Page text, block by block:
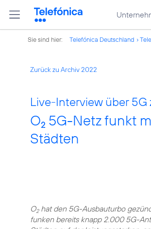
Sie sind hier: Telefónica Deutschland
Zurück zu Archiv 2022
Live-Interview über
O2 5G-Netz funkt
Städten
O2hat den 5G-Ausbauturbo
funken bereits knapp 2.000 5G-